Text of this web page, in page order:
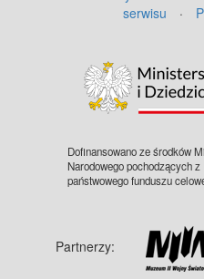
serwisu
·
Dofinansowano ze środków
Narodowego pochodzących
państwowego funduszu
Partnerzy: